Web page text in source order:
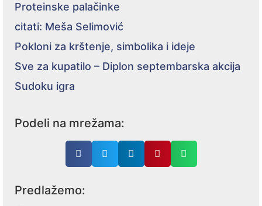
Proteinske palačinke
citati: Meša Selimović
Pokloni za krštenje, simbolika i ideje
Sve za kupatilo – Diplon septembarska akcija
Sudoku igra
Podeli na mrežama:
Predlažemo: